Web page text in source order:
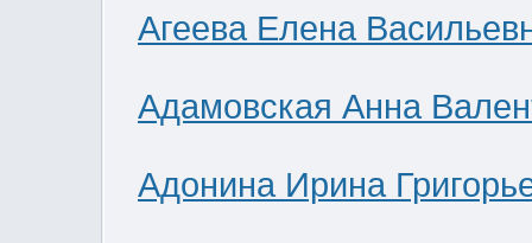
Агеева Елена
Адамовская Анна
Адонина Ирина